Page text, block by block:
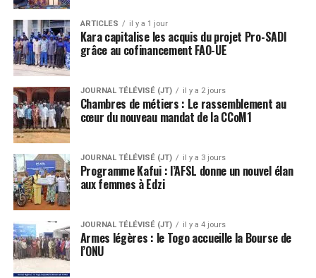
ARTICLES il y a 1 jour
Kara capitalise les acquis du projet Pro-SADI
grâce au cofinancement FAO-UE
JOURNAL TÉLÉVISÉ (JT) il y a 2 jours
Chambres de métiers : Le rassemblement au
cœur du nouveau mandat de la CCoM1
JOURNAL TÉLÉVISÉ (JT) il y a 3 jours
Programme Kafui : l’AFSL donne un nouvel élan
aux femmes à Edzi
JOURNAL TÉLÉVISÉ (JT) il y a 4 jours
Armes légères : le Togo accueille la Bourse de
l’ONU